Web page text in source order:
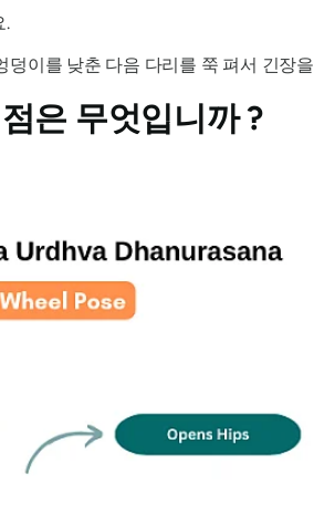
.
이를 낮춘 다음 다리를 쭉 펴서 긴장
은 무엇입니까 ?